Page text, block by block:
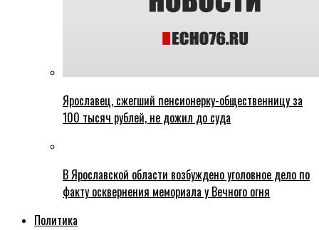
Ярославец, сжегший пенсионерку-общественницу за
100 тысяч рублей, не дожил до суда
В Ярославской области возбуждено уголовное дело по
факту осквернения мемориала у Вечного огня
Политика